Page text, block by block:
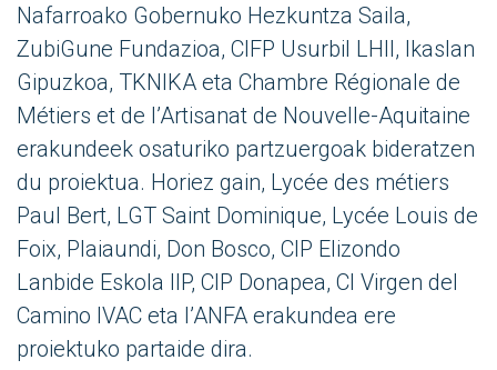
Nafarroako Gobernuko Hezkuntza Saila,
ZubiGune Fundazioa, CIFP Usurbil LHII, Ikaslan
Gipuzkoa, TKNIKA eta Chambre Régionale de
Métiers et de l’Artisanat de Nouvelle-Aquitaine
erakundeek osaturiko partzuergoak bideratzen
du proiektua. Horiez gain, Lycée des métiers
Paul Bert, LGT Saint Dominique, Lycée Louis de
Foix, Plaiaundi, Don Bosco, CIP Elizondo
Lanbide Eskola IIP, CIP Donapea, CI Virgen del
Camino IVAC eta l’ANFA erakundea ere
proiektuko partaide dira.